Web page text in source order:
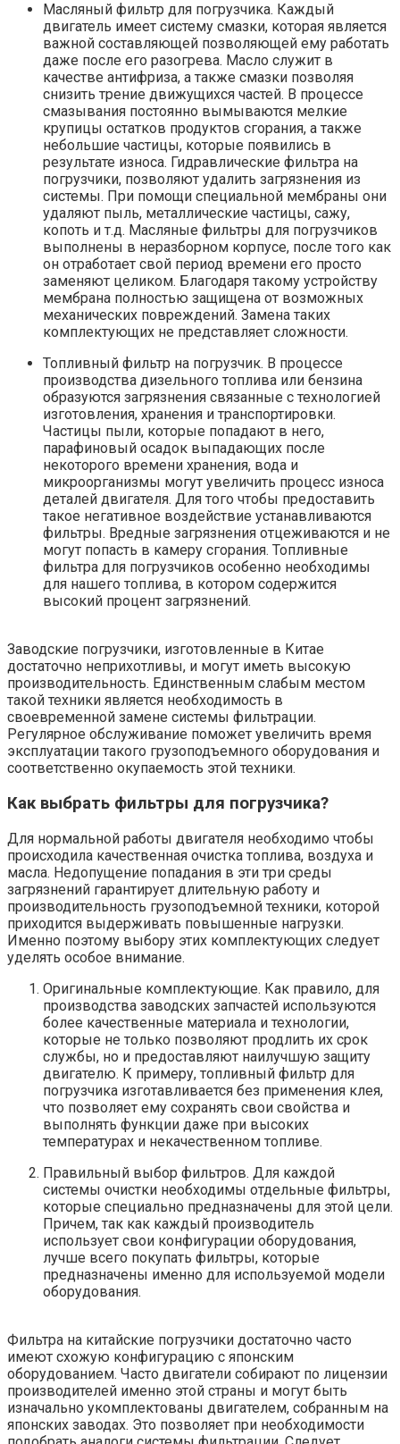
Масляный фильтр для погрузчика. Каждый
двигатель имеет систему смазки, которая является
важной составляющей позволяющей ему работать
даже после его разогрева. Масло служит в
качестве антифриза, а также смазки позволяя
снизить трение движущихся частей. В процессе
смазывания постоянно вымываются мелкие
крупицы остатков продуктов сгорания, а также
небольшие частицы, которые появились в
результате износа. Гидравлические фильтра на
погрузчики, позволяют удалить загрязнения из
системы. При помощи специальной мембраны они
удаляют пыль, металлические частицы, сажу,
копоть и т.д. Масляные фильтры для погрузчиков
выполнены в неразборном корпусе, после того как
он отработает свой период времени его просто
заменяют целиком. Благодаря такому устройству
мембрана полностью защищена от возможных
механических повреждений. Замена таких
комплектующих не представляет сложности.
Топливный фильтр на погрузчик. В процессе
производства дизельного топлива или бензина
образуются загрязнения связанные с технологией
изготовления, хранения и транспортировки.
Частицы пыли, которые попадают в него,
парафиновый осадок выпадающих после
некоторого времени хранения, вода и
микроорганизмы могут увеличить процесс износа
деталей двигателя. Для того чтобы предоставить
такое негативное воздействие устанавливаются
фильтры. Вредные загрязнения отцеживаются и не
могут попасть в камеру сгорания. Топливные
фильтра для погрузчиков особенно необходимы
для нашего топлива, в котором содержится
высокий процент загрязнений.
Заводские погрузчики, изготовленные в Китае
достаточно неприхотливы, и могут иметь высокую
производительность. Единственным слабым местом
такой техники является необходимость в
своевременной замене системы фильтрации.
Регулярное обслуживание поможет увеличить время
эксплуатации такого грузоподъемного оборудования и
соответственно окупаемость этой техники.
Как выбрать фильтры для погрузчика?
Для нормальной работы двигателя необходимо чтобы
происходила качественная очистка топлива, воздуха и
масла. Недопущение попадания в эти три среды
загрязнений гарантирует длительную работу и
производительность грузоподъемной техники, которой
приходится выдерживать повышенные нагрузки.
Именно поэтому выбору этих комплектующих следует
уделять особое внимание.
Оригинальные комплектующие. Как правило, для
производства заводских запчастей используются
более качественные материала и технологии,
которые не только позволяют продлить их срок
службы, но и предоставляют наилучшую защиту
двигателю. К примеру, топливный фильтр для
погрузчика изготавливается без применения клея,
что позволяет ему сохранять свои свойства и
выполнять функции даже при высоких
температурах и некачественном топливе.
Правильный выбор фильтров. Для каждой
системы очистки необходимы отдельные фильтры,
которые специально предназначены для этой цели.
Причем, так как каждый производитель
использует свои конфигурации оборудования,
лучше всего покупать фильтры, которые
предназначены именно для используемой модели
оборудования.
Фильтра на китайские погрузчики достаточно часто
имеют схожую конфигурацию с японским
оборудованием. Часто двигатели собирают по лицензии
производителей именно этой страны и могут быть
изначально укомплектованы двигателем, собранным на
японских заводах. Это позволяет при необходимости